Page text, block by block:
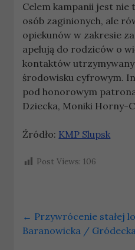
Celem kampanii jest nie
osób zaginionych, ale
opiekunów w zakresie
apelują do rodziców o
kontaktów
środowisku cyfrowym.
pod honorowym
Dziecka, Moniki Horny-
Źródło: KMP Slupsk
Post Views: 106
← Przywrócenie stałej
Baranowicka /